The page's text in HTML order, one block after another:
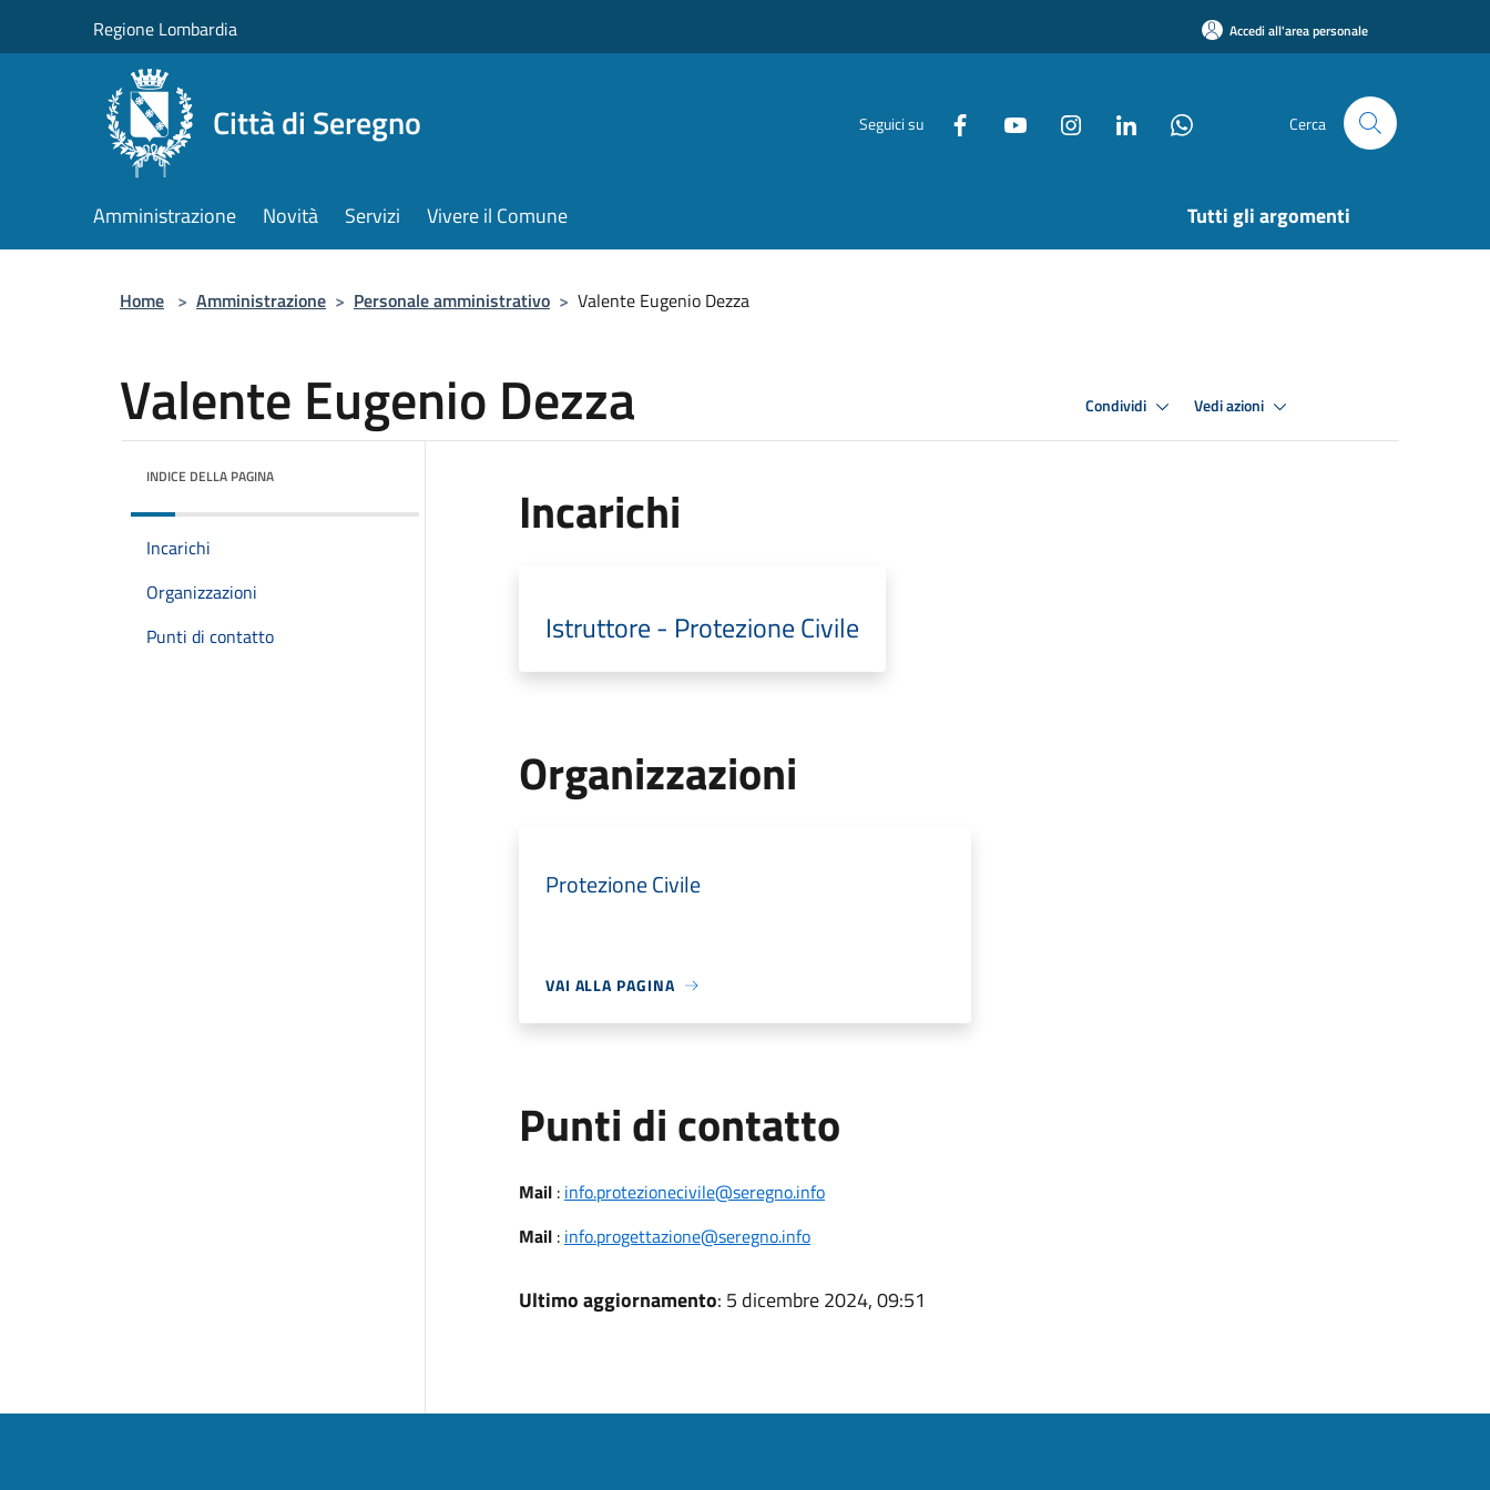
Regione Lombardia Accedi all'area personale
Città di Seregno Seguici su Cerca
Amministrazione Novità Servizi Vivere il Comune Tutti gli argomenti
Home > Amministrazione > Personale amministrativo > Valente Eugenio Dezza
Valente Eugenio Dezza Condividi Vedi azioni
INDICE DELLA PAGINA
Incarichi
Organizzazioni
Punti di contatto
Incarichi
Istruttore - Protezione Civile
Organizzazioni
Protezione Civile
VAI ALLA PAGINA
Punti di contatto
Mail: info.protezionecivile@seregno.info
Mail: info.progettazione@seregno.info
Ultimo aggiornamento: 5 dicembre 2024, 09:51